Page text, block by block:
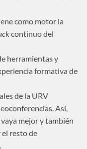
como motor la
continuo del
herramientas y
formativa de
de la URV
Así,
mejor y también
resto de